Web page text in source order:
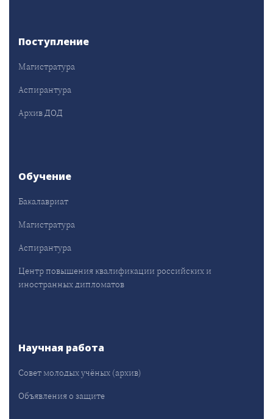
Поступление
Магистратура
Аспирантура
Архив ДОД
Обучение
Бакалавриат
Магистратура
Аспирантура
Центр повышения квалификации российских и
иностранных дипломатов
Научная работа
Совет молодых учёных (архив)
Объявления о защите